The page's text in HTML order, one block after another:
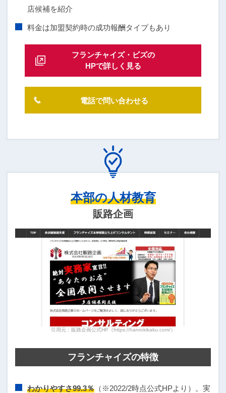
店候補を紹介
料金は加盟契約時の成功報酬タイプもあり
フランチャイズ・ビズの
HPで詳しく見る
電話で問い合わせる
本部の人材教育
販路企画
引用元：販路企画公式HP（https://hanrokikaku.com/）
フランチャイズの特徴
わかりやすさ99.3％ （※2022/2時点公式HPより）。実